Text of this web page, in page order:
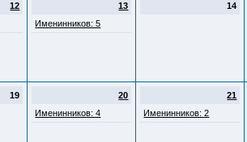
12
13
Именинников: 5
14
19
20
Именинников: 4
21
Именинников: 2